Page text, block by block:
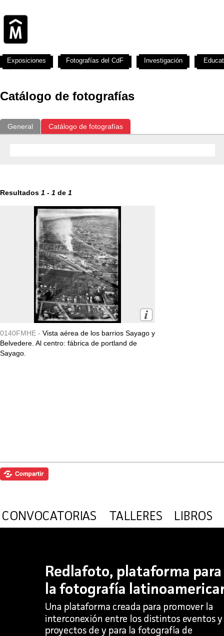
Catálogo de fotografías
General Catálogo de fotografías
Resultados 1 - 1 de 1
0140FMHE - Vista aérea de los barrios Sayago y
Belvedere. Al centro: fábrica de portland de
Sayago.
Exposiciones Fotografías del CdF Investigación